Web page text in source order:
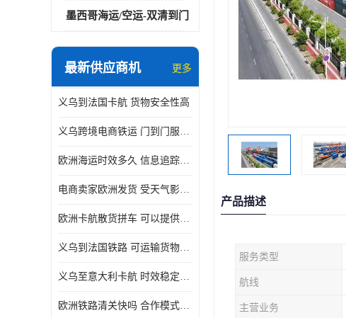
墨西哥海运/空运-双清到门
最新供应商机 更多
义乌到法国卡航 货物安全性高
义乌跨境电商铁运 门到门服务便捷
欧洲海运时效多久 信息追踪及时
电商卖家欧洲发货 受天气影响小
欧洲卡航散货拼车 可以提供个性化服务
义乌到法国铁路 可运输货物种类多
义乌至意大利卡航 时效稳定有保障
欧洲铁路清关快吗 合作模式多样
产品描述
服务类型
航线
主营业务